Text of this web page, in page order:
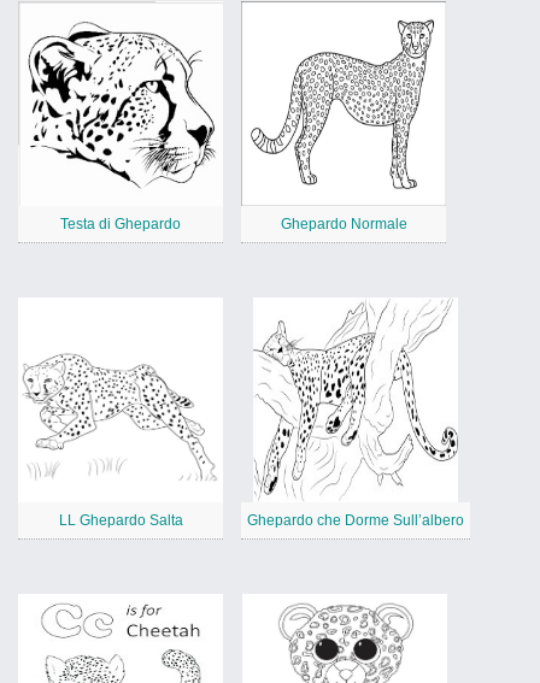
Testa di Ghepardo Ghepardo Normale
LL Ghepardo Salta Ghepardo che Dorme Sull’albero